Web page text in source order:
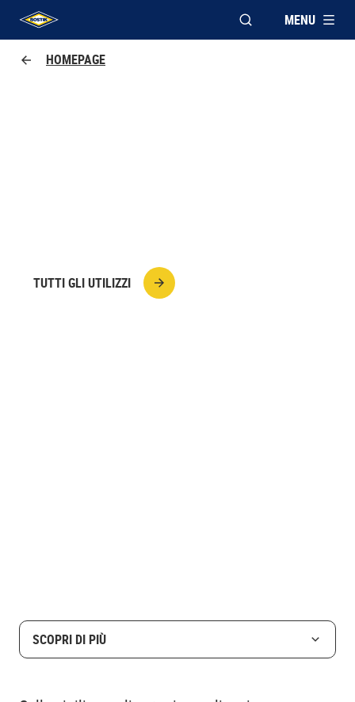
UHU logo
APRI FINESTRA
MENU
HOMEPAGE
TUTTI GLI UTILIZZI
SCOPRI DI PIÙ